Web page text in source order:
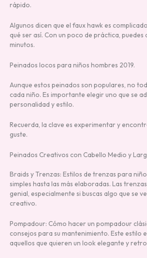
rápido.
Algunos dicen que el faux hawk es
qué ser así. Con un poco de práctica, puedes
minutos.
Peinados locos para niños hombres 2019.
Aunque estos peinados son populares, no
cada niño. Es importante elegir uno que se
personalidad y estilo.
Recuerda, la clave es experimentar y
guste.
Peinados Creativos con Cabello Medio y
Braids y Trenzas: Estilos de trenzas para
simples hasta las más elaboradas. Las
genial, especialmente si buscas algo que se
creativo.
Pompadour: Cómo hacer un pompadour
consejos para su mantenimiento. Este estilo
aquellos que quieren un look elegante y